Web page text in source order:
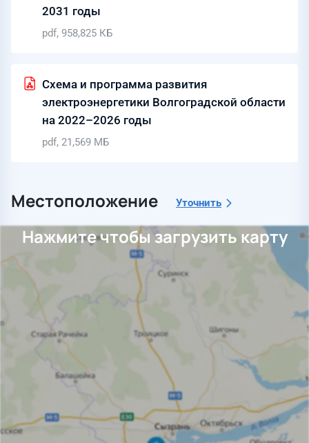
2031 годы
pdf, 958,825 КБ
Схема и программа развития
электроэнергетики Волгоградской области
на 2022–2026 годы
pdf, 21,569 МБ
Местоположение Уточнить
Нажмите чтобы загрузить карту